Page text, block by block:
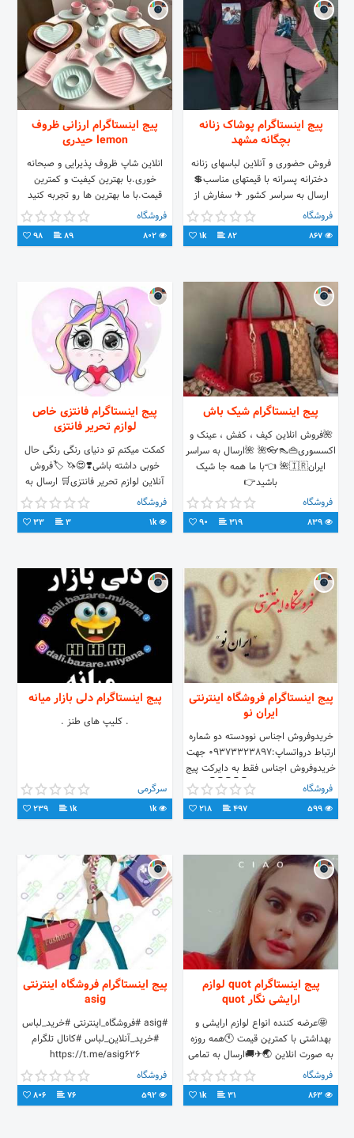
پیج اینستاگرام پوشاک زنانه
بچگانه مشهد
فروش حضوری و آنلاین لباسهای زنانه
دخترانه پسرانه با قیمتهای مناسب💲
ارسال به سراسر کشور ✈ سفارش از
طریق دایرکت و واتساپ
09932353039 ☎️
فروشگاه
82
1k
پیج اینستاگرام ارزانی ظروف
lemon حیدری
انلاین شاپ ظروف پذیرایی و صبحانه
خوری.با بهترین کیفیت و کمترین
قیمت.با ما بهترین ها رو تجربه کنید
چون لایق بهترینها هستیدفروشگاه
89
98
پیج اینستاگرام شیک باش
🌺فروش انلاین کیف ، کفش ، عینک و
اکسسوری👜👠👓🌺 🌺ارسال به سراسر
ایران🇮🇷🌺 👈با ما همه جا شیک
باشید👉
فروشگاه
319
90
پیج اینستاگرام فانتزی خاص
لوازم تحریر فانتزی
کمکت میکنم تو دنیای رنگی رنگی حال
خوبی داشته باشی❣️😍🦄 🏷فروش
آنلاین لوازم تحریر فانتزی🛒 ارسال به
سراسر ایران🚚 فروش از طریق دایرکت
📥 #فانتزی_مانتزی_خاص
فروشگاه
1k
3
33
پیج اینستاگرام فروشگاه اینترنتی
ایران نو
خریدوفروش اجناس نوودسته دو شماره
ارتباط درواتساپ:09373323897 جهت
خریدوفروش اجناس فقط به دایرکت پیج
پیام بدین تلگرام 👇👇👇👇👇فروشگاه
497
218
پیج اینستاگرام دلی بازار میانه
. کلیپ های طنز .
سرگرمی
1k
1k
239
پیج اینستاگرام quot لوازم
ارایشی نگار quot
🤩عرضه کننده انواع لوازم ارایشی و
بهداشتی با کمترین قیمت 🕚همه روزه
به صورت انلاین 🌏✈🚚ارسال به تمامی
نقاط کشور 💌🌻ارسال در محدوده بندر
انزلی رایگان
فروشگاه
31
1k
پیج اینستاگرام فروشگاه اینترنتی
asig
#asig #فروشگاه_اینترنتی #خرید_لباس
#خرید_آنلاین_لباس #کانال تلگرام
https://t.me/asig626
فروشگاه
76
806